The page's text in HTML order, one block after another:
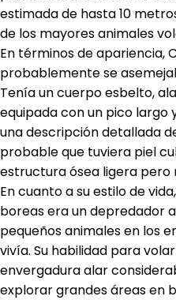
estimada de hasta 10
de los mayores animales
En términos de apariencia,
probablemente se
Tenía un cuerpo esbelto,
equipada con un pico largo
una descripción detallada
probable que tuviera piel
estructura ósea ligera pero
En cuanto a su estilo de
boreas era un depredador
pequeños animales en los
vivía. Su habilidad para
envergadura alar
explorar grandes áreas en